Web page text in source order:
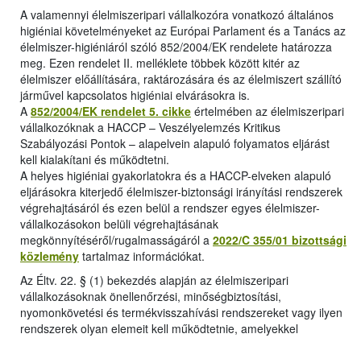
A valamennyi élelmiszeripari vállalkozóra vonatkozó általános
higiéniai követelményeket az Európai Parlament és a Tanács az
élelmiszer-higiéniáról szóló 852/2004/EK rendelete határozza
meg. Ezen rendelet II. melléklete többek között kitér az
élelmiszer előállítására, raktározására és az élelmiszert szállító
járművel kapcsolatos higiéniai elvárásokra is.
A 852/2004/EK rendelet 5. cikke értelmében az élelmiszeripari
vállalkozóknak a HACCP – Veszélyelemzés Kritikus
Szabályozási Pontok – alapelvein alapuló folyamatos eljárást
kell kialakítani és működtetni.
A helyes higiéniai gyakorlatokra és a HACCP-elveken alapuló
eljárásokra kiterjedő élelmiszer-biztonsági irányítási rendszerek
végrehajtásáról és ezen belül a rendszer egyes élelmiszer-
vállalkozásokon belüli végrehajtásának
megkönnyítéséről/rugalmasságáról a 2022/C 355/01 bizottsági
közlemény tartalmaz információkat.
Az Éltv. 22. § (1) bekezdés alapján az élelmiszeripari
vállalkozásoknak önellenőrzési, minőségbiztosítási,
nyomonkövetési és termékvisszahívási rendszereket vagy ilyen
rendszerek olyan elemeit kell működtetnie, amelyekkel